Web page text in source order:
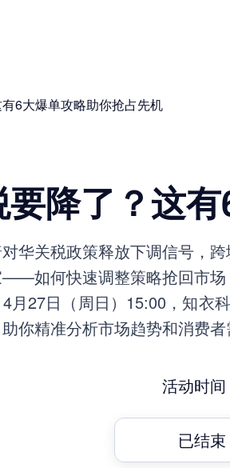
6大爆单攻略助你抢占先机
降了？这
华关税政策释放下调信号，
如何快速调整策略抢回市
月27日（周日）15:00，知衣
你精准分析市场趋势和消费者
活动时
已结